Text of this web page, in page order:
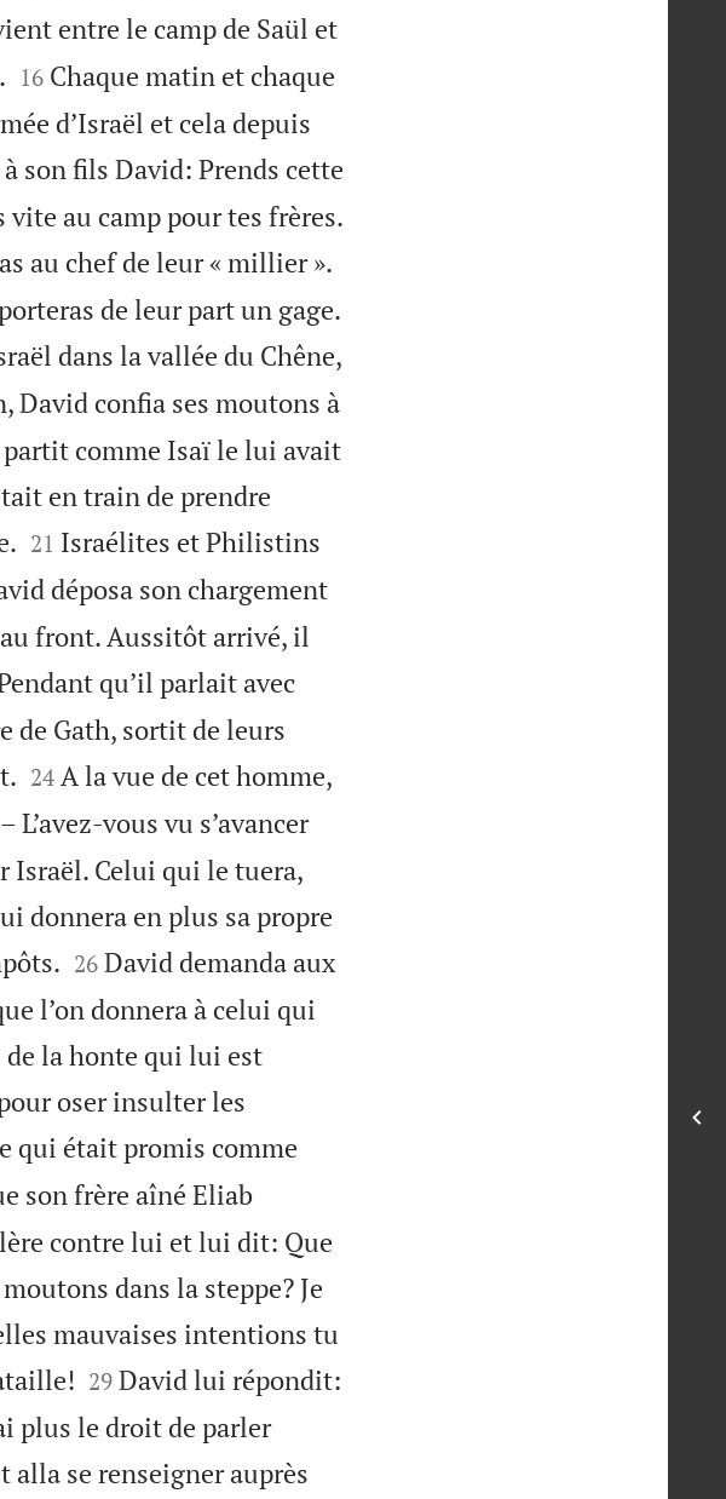
entre le camp de Saül et

16 Chaque matin et chaque
d’Israël et cela depuis
son fils David: Prends cette
au camp pour tes frères.
au chef de leur « millier ».
de leur part un gage.
dans la vallée du Chêne,
David confia ses moutons à
comme Isaï le lui avait
en train de prendre

21 Israélites et Philistins
déposa son chargement
front. Aussitôt arrivé, il
qu’il parlait avec
de Gath, sortit de leurs

24 A la vue de cet homme,
– L’avez-vous vu s’avancer
Israël. Celui qui le tuera,
donnera en plus sa propre

26 David demanda aux
l’on donnera à celui qui
la honte qui lui est
oser insulter les
qui était promis comme
son frère aîné Eliab
contre lui et lui dit: Que
dans la steppe? Je
mauvaises intentions tu

29 David lui répondit:
plus le droit de parler
alla se renseigner auprès